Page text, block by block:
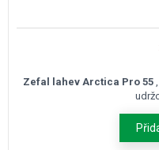
Zefal lahev Arctica Pro 55,